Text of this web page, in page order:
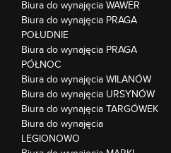
Biura do wynajęcia WAWER
Biura do wynajęcia PRAGA
POŁUDNIE
Biura do wynajęcia PRAGA
PÓŁNOC
Biura do wynajęcia WILANÓW
Biura do wynajęcia URSYNÓW
Biura do wynajęcia TARGÓWEK
Biura do wynajęcia
LEGIONOWO